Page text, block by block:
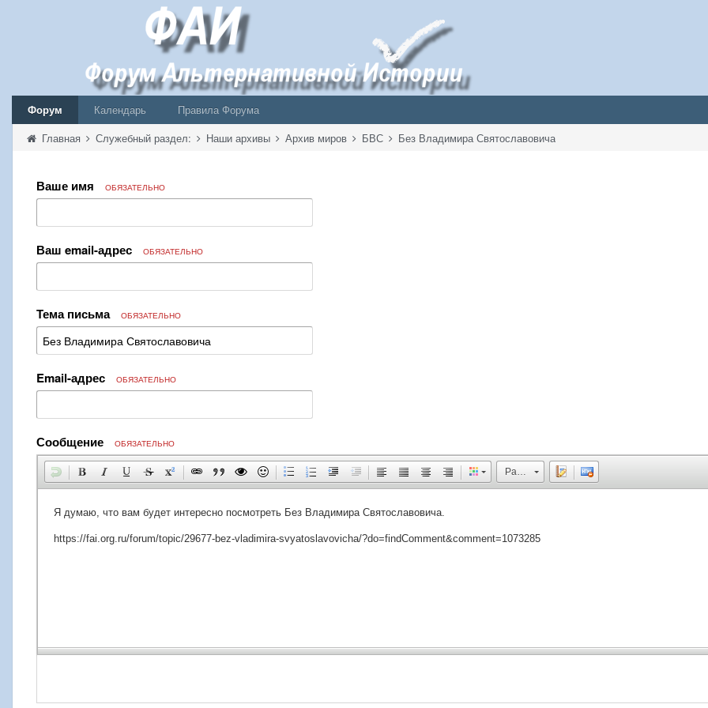
Форум Календарь
Правила Форума
Главная Служебный раздел: Наши архивы Архив миров БВС Без Владимира Святославовича
Ваше имя ОБЯЗАТЕЛЬНО
Ваш email-адрес ОБЯЗАТЕЛЬНО
Тема письма ОБЯЗАТЕЛЬНО
Email-адрес ОБЯЗАТЕЛЬНО
Сообщение ОБЯЗАТЕЛЬНО
Размер